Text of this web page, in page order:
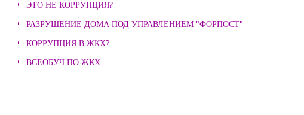
ЭТО НЕ КОРРУПЦИЯ?
РАЗРУШЕНИЕ ДОМА ПОД УПРАВЛЕНИЕМ "ФОРПОСТ"
КОРРУПЦИЯ В ЖКХ?
ВСЕОБУЧ ПО ЖКХ